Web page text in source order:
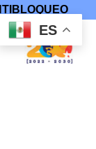
ES